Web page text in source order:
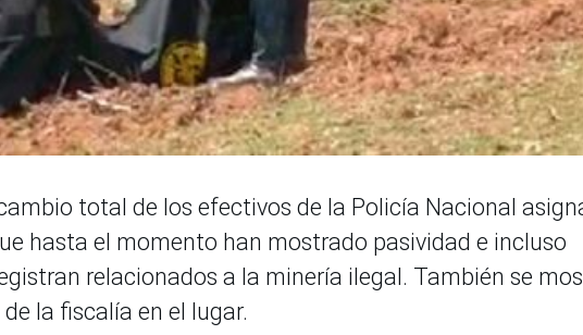
total de los efectivos de la Policía Nacional
hasta el momento han mostrado pasividad e incluso
relacionados a la minería ilegal. También se
la fiscalía en el lugar.